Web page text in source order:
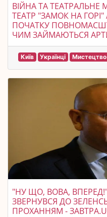
ВІЙНА ТА ТЕАТРАЛЬНЕ
ТЕАТР "ЗАМОК НА
ПОЧАТКУ
ЧИМ ЗАЙМАЮТЬСЯ
Київ Українці Мистецтво
"НУ ЩО, ВОВА,
ЗВЕРНУВСЯ ДО
ПРОХАННЯМ -